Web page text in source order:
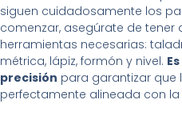
siguen cuidadosamente los
comenzar, asegúrate de tener
herramientas necesarias:
métrica, lápiz, formón y nivel.
precisión para garantizar que
perfectamente alineada con